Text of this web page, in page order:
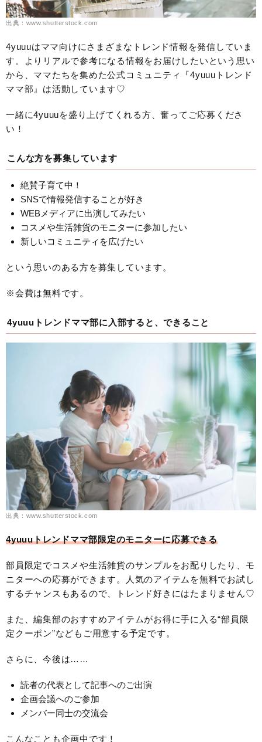
出典：www.shutterstock.com
4yuuuはママ向けにさまざまなトレンド情報を発信していま
す。よりリアルで参考になる情報をお届けしたいという思い
から、ママたちを集めた公式コミュニティ『4yuuuトレンド
ママ部』は活動しています♡
一緒に4yuuuを盛り上げてくれる方、奮ってご応募くださ
い！
こんな方を募集しています
絶賛子育て中！
SNSで情報発信することが好き
WEBメディアに出演してみたい
コスメや生活雑貨のモニターに参加したい
新しいコミュニティを広げたい
という思いのある方を募集しています。
※会費は無料です。
4yuuuトレンドママ部に入部すると、できること
出典：www.shutterstock.com
4yuuuトレンドママ部限定のモニターに応募できる
部員限定でコスメや生活雑貨のサンプルをお配りしたり、モ
ニターへの応募ができます。人気のアイテムを無料でお試し
するチャンスもあるので、トレンド好きにはたまりません♡
また、編集部のおすすめアイテムがお得に手に入る“部員限
定クーポン”などもご用意する予定です。
さらに、今後は……
読者の代表として記事へのご出演
企画会議へのご参加
メンバー同士の交流会
こんなことも企画中です！